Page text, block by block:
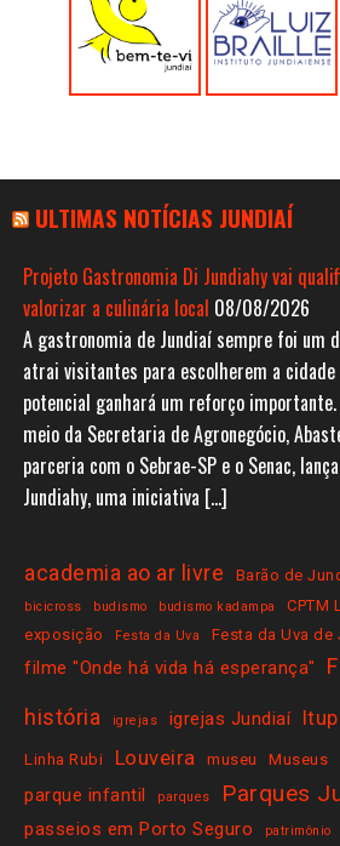
ULTIMAS NOTÍCIAS JUNDIAÍ
Projeto Gastronomia Di Jundiahy vai
valorizar a culinária local 08/08/2026
A gastronomia de Jundiaí sempre foi um
atrai visitantes para escolherem a
potencial ganhará um reforço
meio da Secretaria de Agronegócio,
parceria com o Sebrae-SP e o Senac,
Jundiahy, uma iniciativa […]
academia ao ar livre Barão de
bicicross budismo budismo kadampa CPTM
exposição Festa da Uva Festa da Uva de
filme "Onde há vida há esperança"
história
igrejas igrejas Jundiaí
Linha Rubi Louveira museu Museus
parque infantil parques Parques
passeios em Porto Seguro patrimônio